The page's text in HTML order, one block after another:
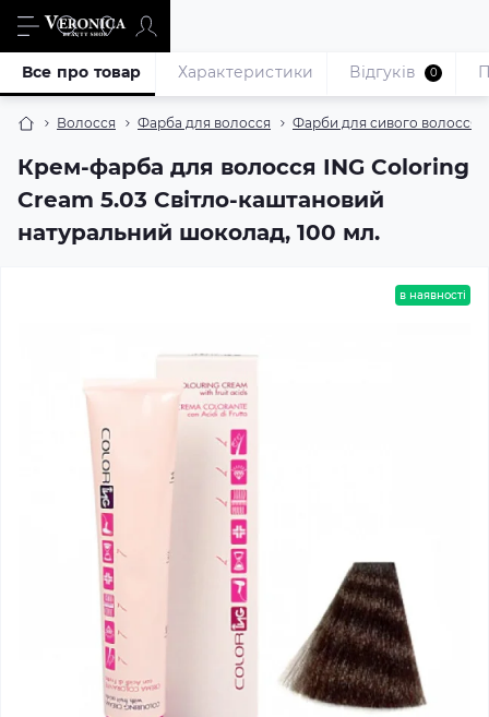
Волосся Фарба для волосся Фарби для сивого волосся
Крем-фарба для волосся ING Coloring
Cream 5.03 Світло-каштановий
натуральний шоколад, 100 мл.
Все про товар Характеристики Відгуків 0
в наявності